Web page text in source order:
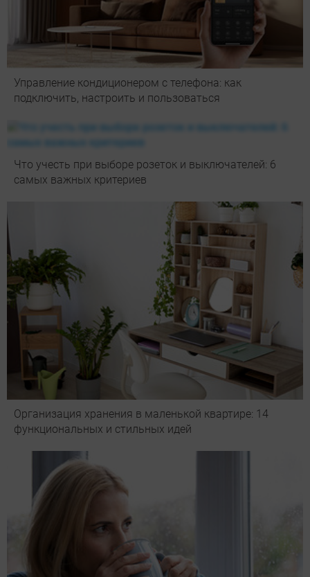
Управление кондиционером с телефона: как
подключить, настроить и пользоваться
Что учесть при выборе розеток и выключателей: 6
самых важных критериев
Организация хранения в маленькой квартире: 14
функциональных и стильных идей